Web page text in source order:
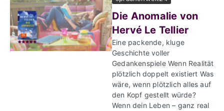
Die Anomalie von
Hervé Le Tellier
Eine packende, kluge
Geschichte voller
Gedankenspiele Wenn Realität
plötzlich doppelt existiert Was
wäre, wenn plötzlich alles auf
den Kopf gestellt würde?
Wenn dein Leben – ganz real